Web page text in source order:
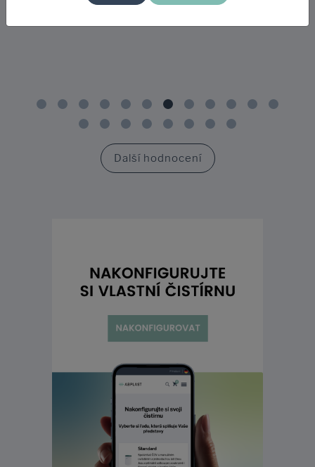
Další hodnocení